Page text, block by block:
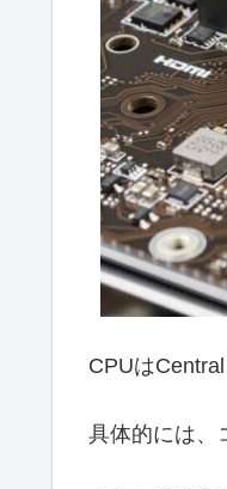
CPUは
具体的には、